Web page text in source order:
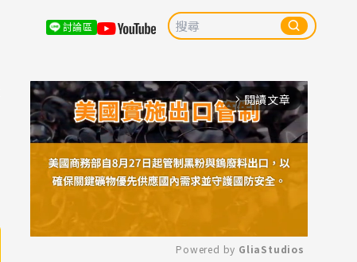
討論區
arrow_forward_ios 閱讀文章
Powered by GliaStudios